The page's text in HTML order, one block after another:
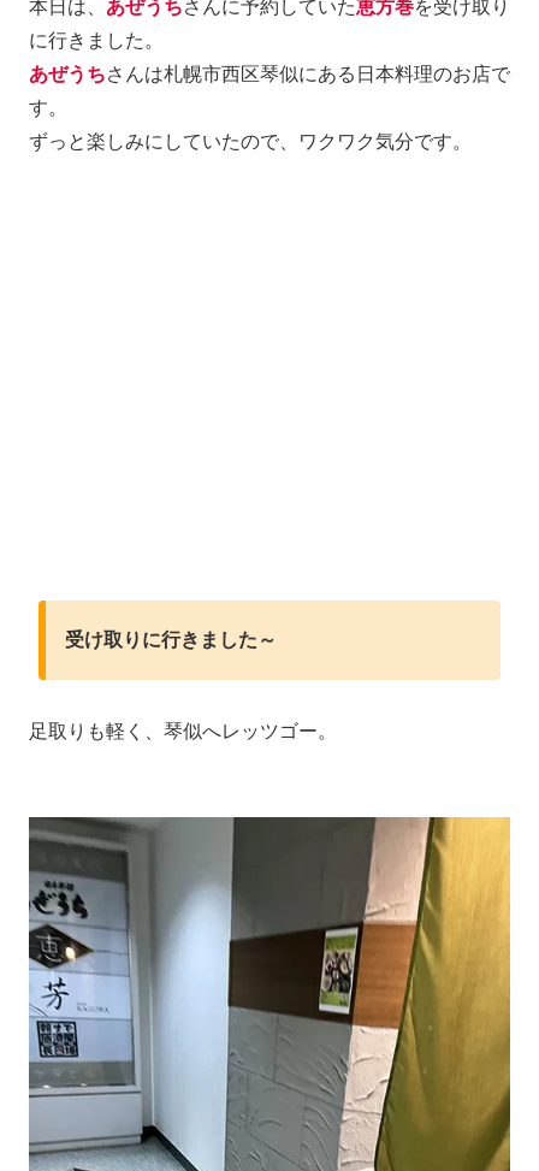
本日は、 あぜうちさんに予約していた恵方巻を受け取り
に行きました。
あぜうちさんは札幌市西区琴似にある日本料理のお店で
す。
ずっと楽しみにしていたので、ワクワク気分です。
受け取りに行きました～
足取りも軽く、琴似へレッツゴー。